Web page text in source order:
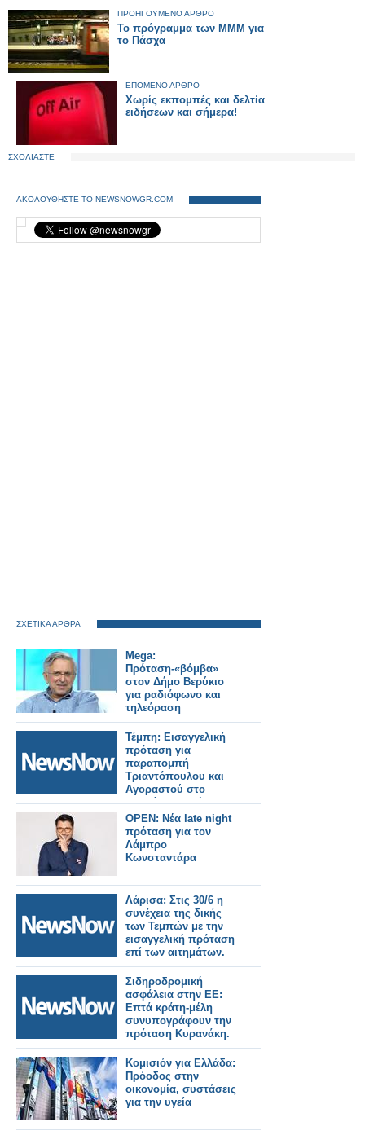
ΠΡΟΗΓΟΥΜΕΝΟ ΑΡΘΡΟ
Το πρόγραμμα των ΜΜΜ για
το Πάσχα
ΕΠΟΜΕΝΟ ΑΡΘΡΟ
Χωρίς εκπομπές και δελτία
ειδήσεων και σήμερα!
ΣΧΟΛΙΑΣΤΕ
ΑΚΟΛΟΥΘΗΣΤΕ ΤΟ NEWSNOWGR.COM
ΣΧΕΤΙΚΑ ΑΡΘΡΑ
Mega:
Πρόταση-«βόμβα»
στον Δήμο Βερύκιο
για ραδιόφωνο και
τηλεόραση
Τέμπη: Εισαγγελική
πρόταση για
παραπομπή
Τριαντόπουλου και
Αγοραστού στο
Ειδικό Δικαστήριο.
OPEN: Νέα late night
πρόταση για τον
Λάμπρο
Κωνσταντάρα
Λάρισα: Στις 30/6 η
συνέχεια της δικής
των Τεμπών με την
εισαγγελική πρόταση
επί των αιτημάτων.
Σιδηροδρομική
ασφάλεια στην ΕΕ:
Επτά κράτη-μέλη
συνυπογράφουν την
πρόταση Κυρανάκη.
Κομισιόν για Ελλάδα:
Πρόοδος στην
οικονομία, συστάσεις
για την υγεία